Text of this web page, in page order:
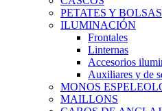
PETATES Y BOLSAS
ILUMINACIÓN
Frontales
Linternas
Accesorios
Auxiliares y de
MONOS
MAILLONS